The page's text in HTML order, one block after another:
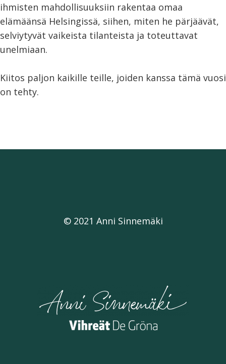
ihmisten mahdollisuuksiin rakentaa omaa
elämäänsä Helsingissä, siihen, miten he pärjäävät,
selviytyvät vaikeista tilanteista ja toteuttavat
unelmiaan.
Kiitos paljon kaikille teille, joiden kanssa tämä vuosi
on tehty.
© 2021 Anni Sinnemäki